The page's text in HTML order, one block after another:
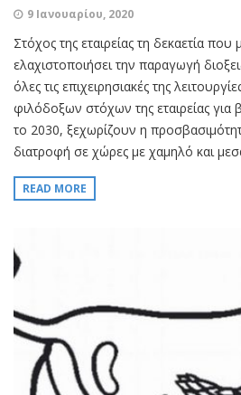
9 Ιανουαρίου, 2020
Στόχος της εταιρείας τη δεκαετία που
ελαχιστοποιήσει την παραγωγή
όλες τις επιχειρησιακές της
φιλόδοξων στόχων της εταιρείας για
το 2030, ξεχωρίζουν η
διατροφή σε χώρες με χαμηλό και
READ MORE